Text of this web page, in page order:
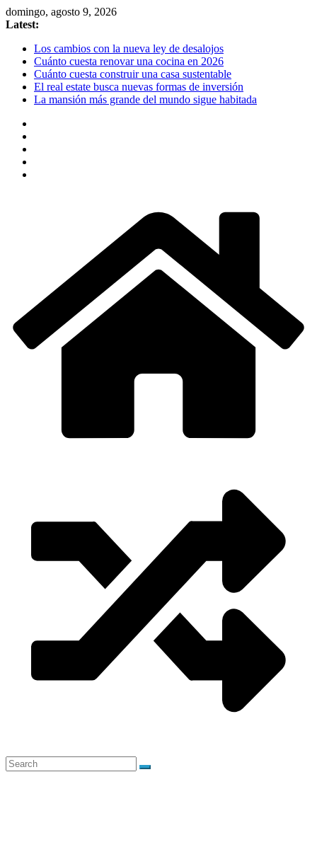
Skip
to
domingo, agosto 9, 2026
Latest:
Los cambios con la nueva ley de desalojos
Cuánto cuesta renovar una cocina en 2026
Cuánto cuesta construir una casa sustentable
El real estate busca nuevas formas de inversión
La mansión más grande del mundo sigue habitada